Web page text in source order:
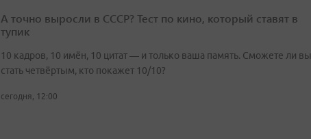
А точно выросли в СССР? Тест по кино, который ставят в
тупик
10 кадров, 10 имён, 10 цитат — и только ваша память. Сможете ли вы
стать четвёртым, кто покажет 10/10?
сегодня, 12:00